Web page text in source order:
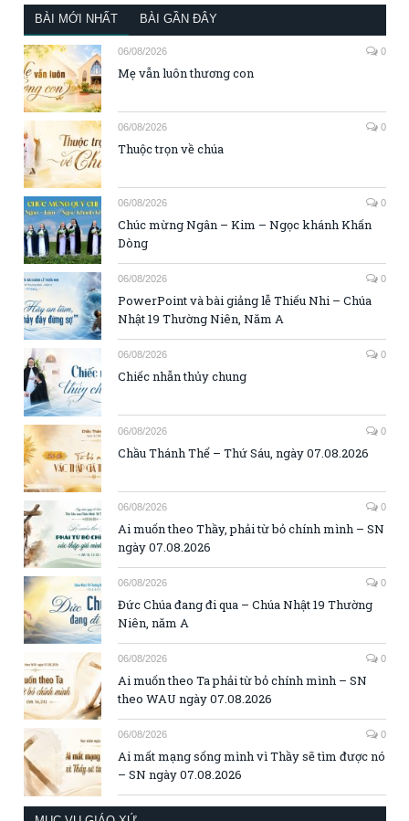
BÀI MỚI NHẤT BÀI GẦN ĐÂY
06/08/2026 0
Mẹ vẫn luôn thương con
06/08/2026 0
Thuộc trọn về chúa
06/08/2026 0
Chúc mừng Ngân – Kim – Ngọc khánh Khấn
Dòng
06/08/2026 0
PowerPoint và bài giảng lễ Thiếu Nhi – Chúa
Nhật 19 Thường Niên, Năm A
06/08/2026 0
Chiếc nhẫn thủy chung
06/08/2026 0
Chầu Thánh Thể – Thứ Sáu, ngày 07.08.2026
06/08/2026 0
Ai muốn theo Thầy, phải từ bỏ chính mình – SN
ngày 07.08.2026
06/08/2026 0
Đức Chúa đang đi qua – Chúa Nhật 19 Thường
Niên, năm A
06/08/2026 0
Ai muốn theo Ta phải từ bỏ chính mình – SN
theo WAU ngày 07.08.2026
06/08/2026 0
Ai mất mạng sống mình vì Thầy sẽ tìm được nó
– SN ngày 07.08.2026